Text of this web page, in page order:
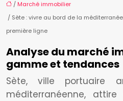
/ Marché immobilier
/ Sète : vivre au bord de la
première ligne
Analyse du marché
gamme et tendances
Sète, ville portuaire
méditerranéenne,